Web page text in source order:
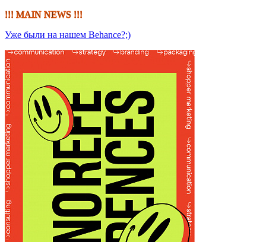
!!! MAIN NEWS !!!
Уже были на нашем Behance?;)